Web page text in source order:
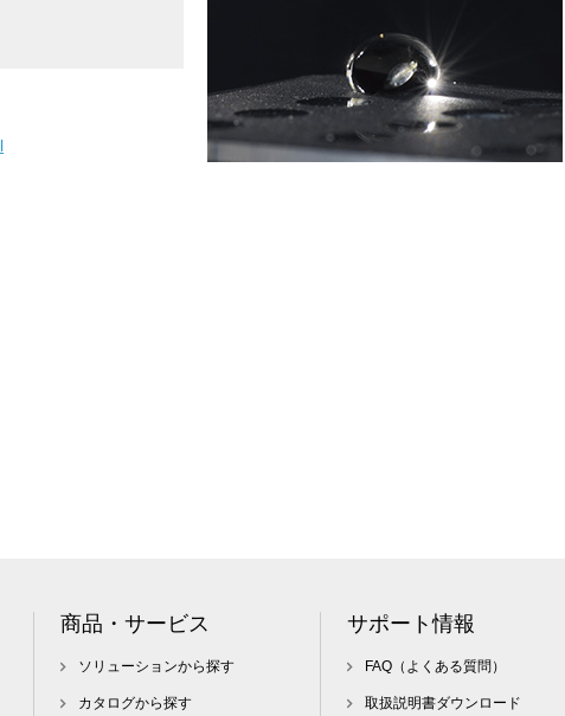
商品・サービス
ソリューションから探す
カタログから探す
サポート情報
FAQ（よくある質問）
取扱説明書ダウンロード